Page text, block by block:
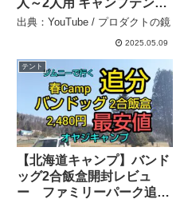
簡単設営 軽量 UVカット
3000mm インナーテント
付き (黒) – プロダクトの鏡
出典：YouTube / プロダクトの鏡
2025.05.09
テント
【北海道キャンプ】バンド
ッグ2合飯盒開封レビュ
ー ファミリーパーク追分